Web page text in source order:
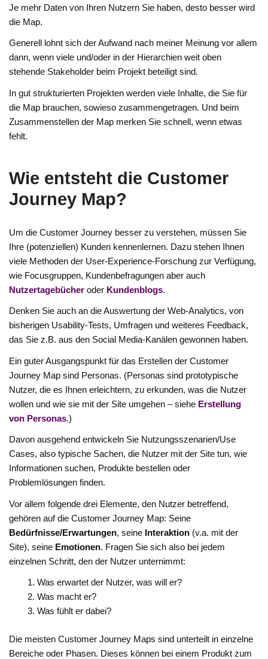
Je mehr Daten von Ihren Nutzern Sie haben, desto besser wird
die Map.
Generell lohnt sich der Aufwand nach meiner Meinung vor allem
dann, wenn viele und/oder in der Hierarchien weit oben
stehende Stakeholder beim Projekt beteiligt sind.
In gut strukturierten Projekten werden viele Inhalte, die Sie für
die Map brauchen, sowieso zusammengetragen. Und beim
Zusammenstellen der Map merken Sie schnell, wenn etwas
fehlt.
Wie entsteht die Customer
Journey Map?
Um die Customer Journey besser zu verstehen, müssen Sie
Ihre (potenziellen) Kunden kennenlernen. Dazu stehen Ihnen
viele Methoden der User-Experience-Forschung zur Verfügung,
wie Focusgruppen, Kundenbefragungen aber auch
Nutzertagebücher oder Kundenblogs.
Denken Sie auch an die Auswertung der Web-Analytics, von
bisherigen Usability-Tests, Umfragen und weiteres Feedback,
das Sie z.B. aus den Social Media-Kanälen gewonnen haben.
Ein guter Ausgangspunkt für das Erstellen der Customer
Journey Map sind Personas. (Personas sind prototypische
Nutzer, die es Ihnen erleichtern, zu erkunden, was die Nutzer
wollen und wie sie mit der Site umgehen – siehe Erstellung
von Personas.)
Davon ausgehend entwickeln Sie Nutzungsszenarien/Use
Cases, also typische Sachen, die Nutzer mit der Site tun, wie
Informationen suchen, Produkte bestellen oder
Problemlösungen finden.
Vor allem folgende drei Elemente, den Nutzer betreffend,
gehören auf die Customer Journey Map: Seine
Bedürfnisse/Erwartungen, seine Interaktion (v.a. mit der
Site), seine Emotionen. Fragen Sie sich also bei jedem
einzelnen Schritt, den der Nutzer unternimmt:
Was erwartet der Nutzer, was will er?
Was macht er?
Was fühlt er dabei?
Die meisten Customer Journey Maps sind unterteilt in einzelne
Bereiche oder Phasen. Dieses können bei einem Produkt zum